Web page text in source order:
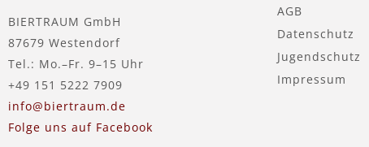
BIERTRAUM GmbH
87679 Westendorf
Tel.: Mo.–Fr. 9–15 Uhr
+49 151 5222 7909
info@biertraum.de
Folge uns auf Facebook
AGB
Datenschutz
Jugendschutz
Impressum